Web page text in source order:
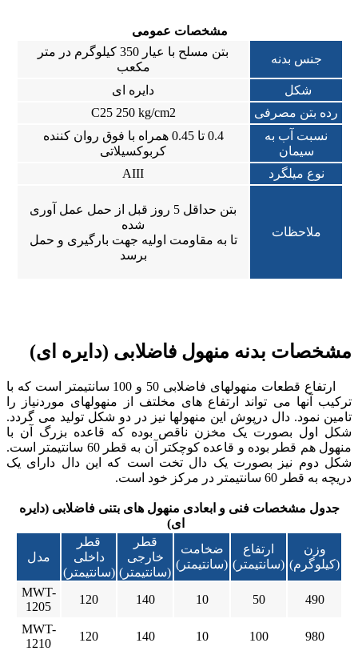
مشخصات عمومی
جنس بدنه
بتن مسلح با عیار 350 کیلوگرم در متر
مکعب
شکل
دایره ای
رده بتن مصرفی
C25 250 kg/cm2
نسبت آب به
سیمان
0.4 تا 0.45 همراه با فوق روان کننده
کربوکسیلاتی
نوع میلگرد
AIII
ملاحظات
بتن حداقل 5 روز قبل از حمل عمل آوری
شده
تا به مقاومت اولیه جهت بارگیری و حمل
برسد
مشخصات بدنه منهول فاضلابی (دایره ای)
ارتفاع قطعات منهولهای فاضلابی 50 و 100 سانتیمتر است که با
ترکیب آنها می تواند ارتفاع های مخلتف از منهولهای موردنیاز را
تامین نمود. دال درپوش این منهولها نیز در دو شکل تولید می گردد.
شکل اول بصورت یک مخزن ناقص بوده که قاعده بزرگ آن با
منهول هم قطر بوده و قاعده کوچکتر آن به قطر 60 سانتیمتر است.
شکل دوم نیز بصورت یک دال تخت است که این دال دارای یک
دریچه به قطر 60 سانتیمتر در مرکز خود است.
جدول مشخصات فنی و ابعادی منهول های بتنی فاضلابی (دایره
ای)
مدل
قطر
داخلی
(سانتیمتر)
قطر
خارجی
(سانتیمتر)
ضخامت
(سانتیمتر)
ارتفاع
(سانتیمتر)
وزن
(کیلوگرم)
MWT-
1205
120 140 10 50 490
MWT-
1210
120 140 10 100 980